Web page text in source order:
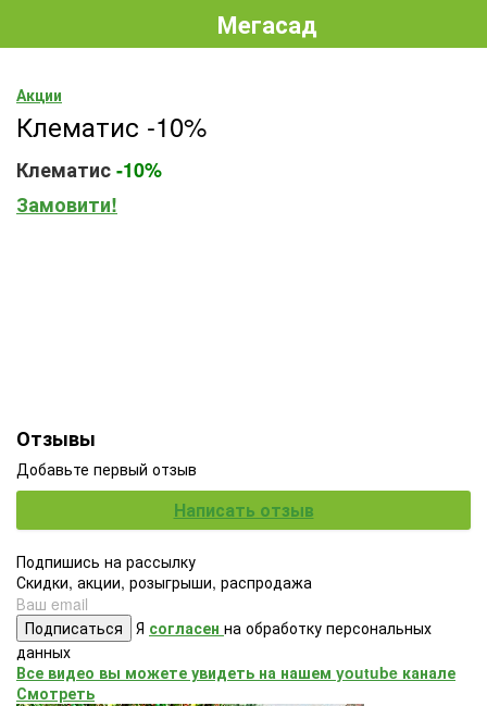
Мегасад
Акции
Клематис -10%
Клематис-10%
Замовити!
Отзывы
Добавьте первый отзыв
Написать отзыв
Подпишись на рассылку
Скидки, акции, розыгрыши, распродажа
Подписаться Я согласен на обработку персональных
данных
Все видео вы можете увидеть на нашем youtube канале
Смотреть